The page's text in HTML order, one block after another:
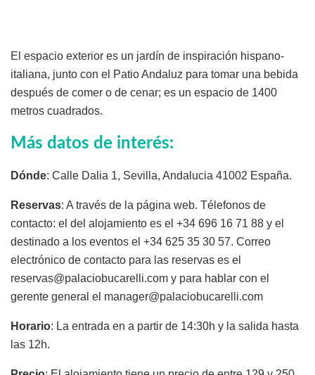
El espacio exterior es un jardín de inspiración hispano-
italiana, junto con el Patio Andaluz para tomar una bebida
después de comer o de cenar; es un espacio de 1400
metros cuadrados.
Más datos de interés:
Dónde: Calle Dalia 1, Sevilla, Andalucia 41002 España.
Reservas: A través de la página web. Télefonos de
contacto: el del alojamiento es el +34 696 16 71 88 y el
destinado a los eventos el +34 625 35 30 57. Correo
electrónico de contacto para las reservas es el
reservas@palaciobucarelli.com y para hablar con el
gerente general el manager@palaciobucarelli.com
Horario: La entrada en a partir de 14:30h y la salida hasta
las 12h.